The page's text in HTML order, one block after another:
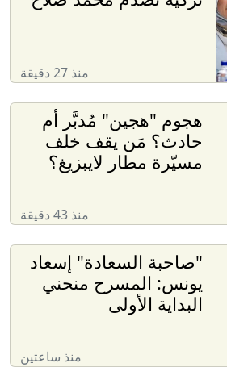
منذ 27 دقيقة
هجوم "هجين" مُدبَّر أم
حادث؟ مَن يقف خلف
مسيّرة مطار لايبزيغ؟
منذ 43 دقيقة
"صاحبة السعادة" إسعاد
يونس: المسرح منحني
البداية الأولى
منذ ساعتين